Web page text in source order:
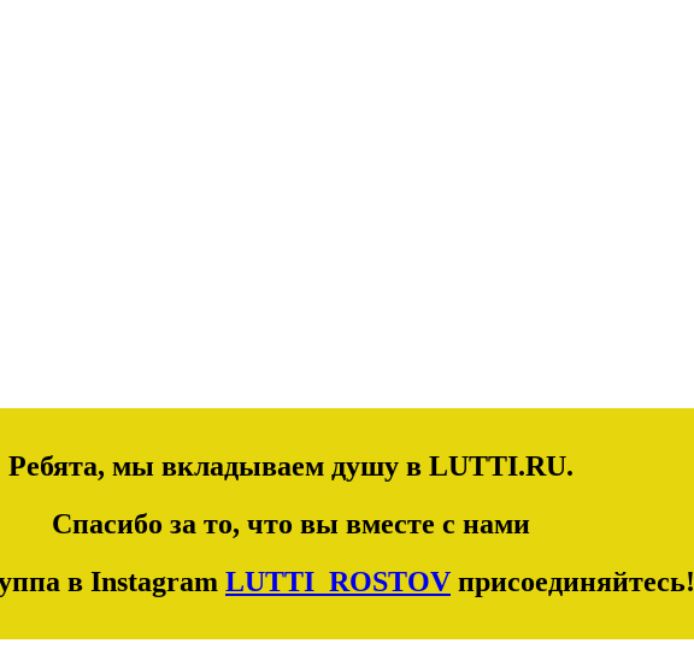
Ребята, мы вкладываем душу в LUTTI.RU.
Спасибо за то, что вы вместе с нами
в Instagram LUTTI_ROSTOV присоединяйтесь!